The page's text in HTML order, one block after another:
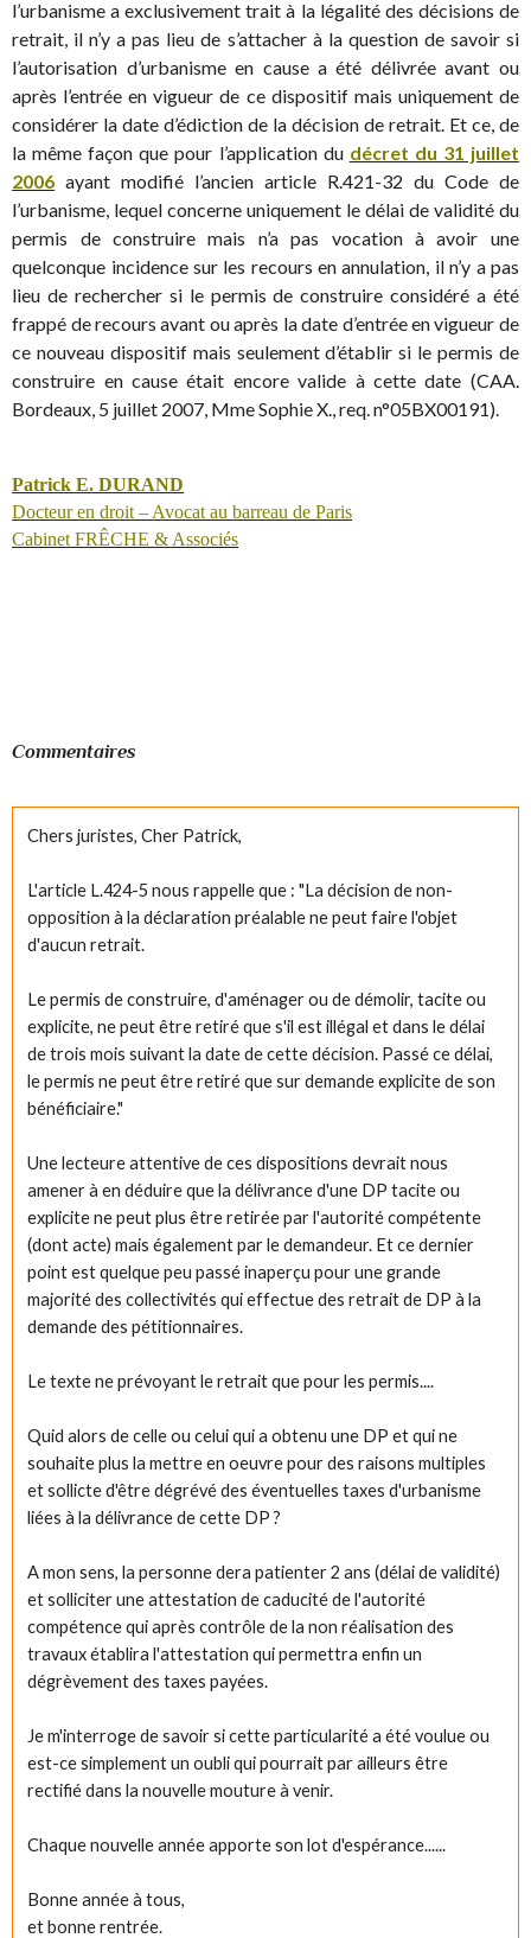
l’urbanisme a exclusivement trait à la légalité des décisions de
retrait, il n’y a pas lieu de s’attacher à la question de savoir si
l’autorisation d’urbanisme en cause a été délivrée avant ou
après l’entrée en vigueur de ce dispositif mais uniquement de
considérer la date d’édiction de la décision de retrait. Et ce, de
la même façon que pour l’application du décret du 31 juillet
2006 ayant modifié l’ancien article R.421-32 du Code de
l’urbanisme, lequel concerne uniquement le délai de validité du
permis de construire mais n’a pas vocation à avoir une
quelconque incidence sur les recours en annulation, il n’y a pas
lieu de rechercher si le permis de construire considéré a été
frappé de recours avant ou après la date d’entrée en vigueur de
ce nouveau dispositif mais seulement d’établir si le permis de
construire en cause était encore valide à cette date (CAA.
Bordeaux, 5 juillet 2007, Mme Sophie X., req. n°05BX00191).
Patrick E. DURAND
Docteur en droit – Avocat au barreau de Paris
Cabinet FRÊCHE & Associés
Commentaires
Chers juristes, Cher Patrick,
L'article L.424-5 nous rappelle que : "La décision de non-
opposition à la déclaration préalable ne peut faire l'objet
d'aucun retrait.
Le permis de construire, d'aménager ou de démolir, tacite ou
explicite, ne peut être retiré que s'il est illégal et dans le délai
de trois mois suivant la date de cette décision. Passé ce délai,
le permis ne peut être retiré que sur demande explicite de son
bénéficiaire."
Une lecteure attentive de ces dispositions devrait nous
amener à en déduire que la délivrance d'une DP tacite ou
explicite ne peut plus être retirée par l'autorité compétente
(dont acte) mais également par le demandeur. Et ce dernier
point est quelque peu passé inaperçu pour une grande
majorité des collectivités qui effectue des retrait de DP à la
demande des pétitionnaires.
Le texte ne prévoyant le retrait que pour les permis....
Quid alors de celle ou celui qui a obtenu une DP et qui ne
souhaite plus la mettre en oeuvre pour des raisons multiples
et sollicte d'être dégrévé des éventuelles taxes d'urbanisme
liées à la délivrance de cette DP ?
A mon sens, la personne dera patienter 2 ans (délai de validité)
et solliciter une attestation de caducité de l'autorité
compétence qui après contrôle de la non réalisation des
travaux établira l'attestation qui permettra enfin un
dégrèvement des taxes payées.
Je m'interroge de savoir si cette particularité a été voulue ou
est-ce simplement un oubli qui pourrait par ailleurs être
rectifié dans la nouvelle mouture à venir.
Chaque nouvelle année apporte son lot d'espérance......
Bonne année à tous,
et bonne rentrée.